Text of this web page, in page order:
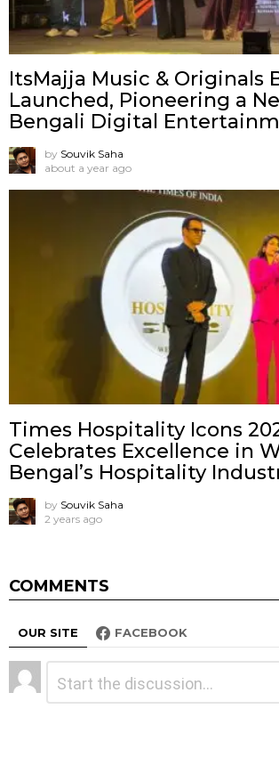
ItsMajja Music & Originals
Launched, Pioneering a
Bengali Digital
by Souvik Saha
about a year ago
Times Hospitality Icons
Celebrates Excellence in
Bengal’s Hospitality
by Souvik Saha
2 years ago
COMMENTS
OUR SITE FACEBOOK
Leave
a
Comment